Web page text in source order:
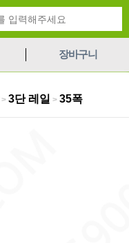
장바구니
> 3단 레일 > 35폭